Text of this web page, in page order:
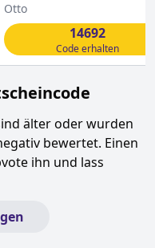
günstiger
Otto
14692
Code erhalten
älter oder wurden
bewertet. Einen
ihn und lass